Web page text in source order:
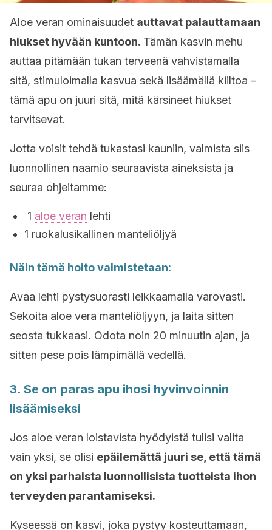
Aloe veran ominaisuudet auttavat palauttamaan
hiukset hyvään kuntoon. Tämän kasvin mehu
auttaa pitämään tukan terveenä vahvistamalla
sitä, stimuloimalla kasvua sekä lisäämällä kiiltoa –
tämä apu on juuri sitä, mitä kärsineet hiukset
tarvitsevat.
Jotta voisit tehdä tukastasi kauniin, valmista siis
luonnollinen naamio seuraavista aineksista ja
seuraa ohjeitamme:
1 aloe veran lehti
1 ruokalusikallinen manteliöljyä
Näin tämä hoito valmistetaan:
Avaa lehti pystysuorasti leikkaamalla varovasti.
Sekoita aloe vera manteliöljyyn, ja laita sitten
seosta tukkaasi. Odota noin 20 minuutin ajan, ja
sitten pese pois lämpimällä vedellä.
3. Se on paras apu ihosi hyvinvoinnin
lisäämiseksi
Jos aloe veran loistavista hyödyistä tulisi valita
vain yksi, se olisi epäilemättä juuri se, että tämä
on yksi parhaista luonnollisista tuotteista ihon
terveyden parantamiseksi.
Kyseessä on kasvi, joka pystyy kosteuttamaan,